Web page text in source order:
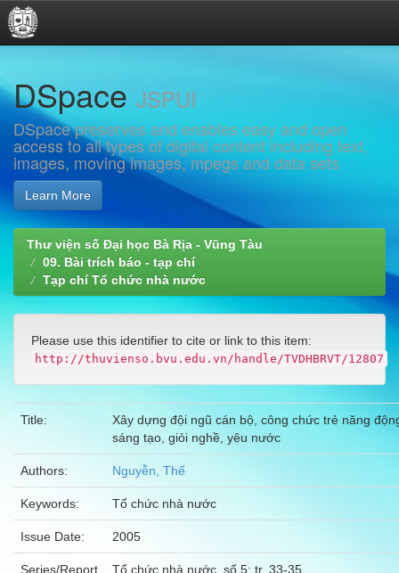
navigation
DSpace JSPUI
DSpace preserves and enables easy and open
access to all types of digital content including text,
images, moving images, mpegs and data sets
Learn More
Thư viện số Đại học Bà Rịa - Vũng Tàu
09. Bài trích báo - tạp chí
Tạp chí Tổ chức nhà nước
Please use this identifier to cite or link to this item:
http://thuvienso.bvu.edu.vn/handle/TVDHBRVT/12807
Title:
Xây dựng đội ngũ cán bộ, công chức trẻ năng
sáng tạo, giỏi nghề, yêu nước
Authors: Nguyễn, Thế
Keywords: Tổ chức nhà nước
Issue Date: 2005
Series/Report
Tổ chức nhà nước, số 5; tr. 33-35